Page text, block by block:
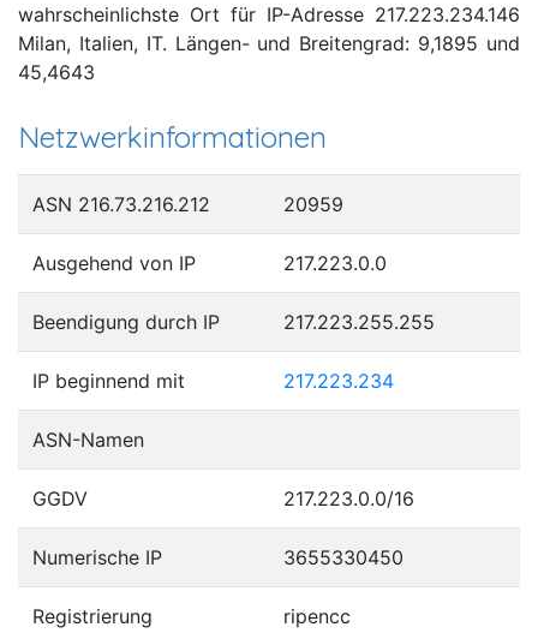
wahrscheinlichste Ort für IP-Adresse 217.223.234.146
Milan, Italien, IT. Längen- und Breitengrad: 9,1895 und
45,4643
Netzwerkinformationen
ASN 216.73.216.212 20959
Ausgehend von IP 217.223.0.0
Beendigung durch IP 217.223.255.255
IP beginnend mit 217.223.234
ASN-Namen
GGDV 217.223.0.0/16
Numerische IP 3655330450
Registrierung ripencc